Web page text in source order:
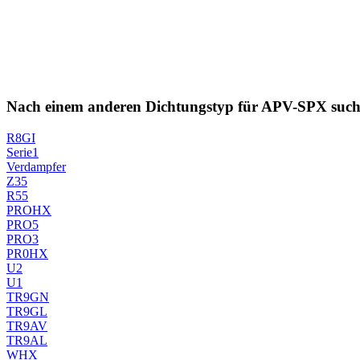
Nach einem anderen Dichtungstyp für APV-SPX
R8GI
Serie1
Verdampfer
Z35
R55
PROHX
PRO5
PRO3
PR0HX
U2
U1
TR9GN
TR9GL
TR9AV
TR9AL
WHX